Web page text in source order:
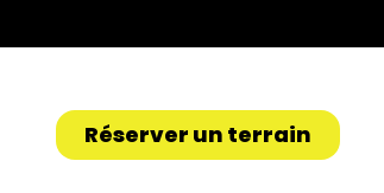
Réserver un terrain